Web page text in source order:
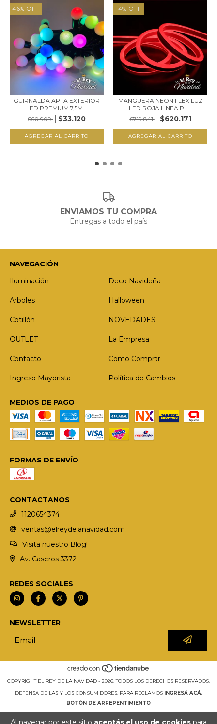
Al navegar por este sitio aceptás el uso de cookiespara
46% OFF
GUIRNALDA APTA EXTERIOR
LED PREMIUM 7,5M...
$60.909
$33.120
14% OFF
MANGUERA NEON FLEX LUZ
LED ROJA LINEA PL...
$719.841
$620.171
ENVIAMOS TU COMPRA
Entregas a todo el país
NAVEGACIÓN
Iluminación
Deco Navideña
Arboles Halloween
Cotillón NOVEDADES
OUTLET La Empresa
Contacto Como Comprar
Ingreso Mayorista Política de Cambios
MEDIOS DE PAGO
FORMAS DE ENVÍO
CONTACTANOS
1120654374
ventas@elreydelanavidad.com
Visita nuestro Blog!
Av. Caseros 3372
REDES SOCIALES
NEWSLETTER
COPYRIGHT EL REY DE LA NAVIDAD - 2026. TODOS LOS DERECHOS RESERVADOS.
DEFENSA DE LAS Y LOS CONSUMIDORES. PARA RECLAMOS INGRESÁ ACÁ.
BOTÓN DE ARREPENTIMIENTO